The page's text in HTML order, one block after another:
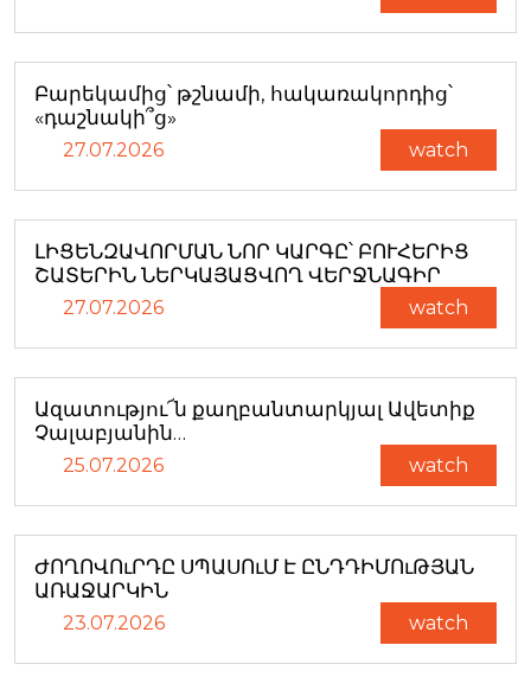
Բարեկամից՝ թշնամի, հակառակորդից՝
«դաշնակի՞ց»
27.07.2026 watch
ԼԻՑԵՆԶԱՎՈՐՄԱՆ ՆՈՐ ԿԱՐԳԸ՝ ԲՈՒՀԵՐԻՑ
ՇԱՏԵՐԻՆ ՆԵՐԿԱՅԱՑՎՈՂ ՎԵՐՋՆԱԳԻՐ
27.07.2026 watch
Ազատությու՜ն քաղբանտարկյալ Ավետիք
Չալաբյանին…
25.07.2026 watch
ԺՈՂՈՎՈւՐԴԸ ՍՊԱՍՈւՄ Է ԸՆԴԴԻՄՈւԹՅԱՆ
ԱՌԱՋԱՐԿԻՆ
23.07.2026 watch